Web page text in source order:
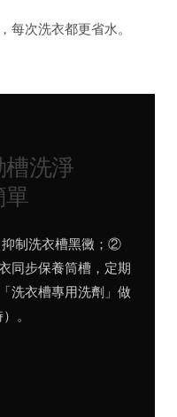
每次洗衣都更省水。
洗淨
單
制洗衣槽黑黴；②
同步保養筒槽，定期
洗衣槽專用洗劑」做
。